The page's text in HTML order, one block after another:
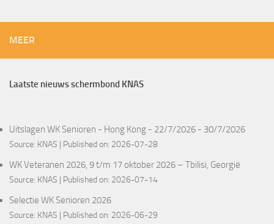
MEER
Laatste nieuws schermbond KNAS
Uitslagen WK Senioren - Hong Kong - 22/7/2026 - 30/7/2026
Source: KNAS Published on: 2026-07-28
WK Veteranen 2026, 9 t/m 17 oktober 2026 – Tbilisi, Georgië
Source: KNAS Published on: 2026-07-14
Selectie WK Senioren 2026
Source: KNAS Published on: 2026-06-29